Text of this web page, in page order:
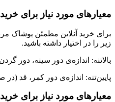
معیارهای مورد نیاز برای
برای خرید آنلاین مطمئن پوشاک
زیر را در اختیار داشته باشید.
بالاتنه: اندازه‌ی دور سینه، دور
پایین‌تنه: اندازه‌ی دور کمر، قد
معیارهای مورد نیاز برای